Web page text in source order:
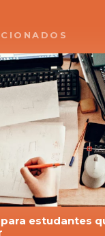
estudantes